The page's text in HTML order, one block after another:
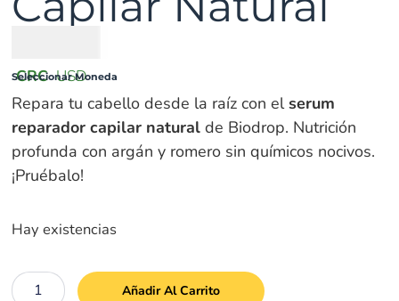
CRC USD
Seleccionar Moneda
Repara tu cabello desde la raíz con elserum
reparador capilar natural de Biodrop. Nutrición
profunda con argán y romero sin químicos nocivos.
¡Pruébalo!
Hay existencias
Añadir Al Carrito